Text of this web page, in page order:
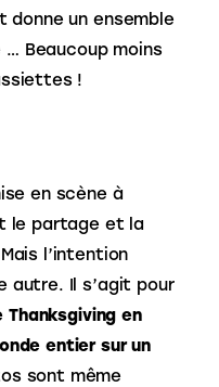
un ensemble
Beaucoup moins
!
en scène à
le partage et la
l’intention
autre. Il s’agit pour
Thanksgiving en
entier sur un
sont même